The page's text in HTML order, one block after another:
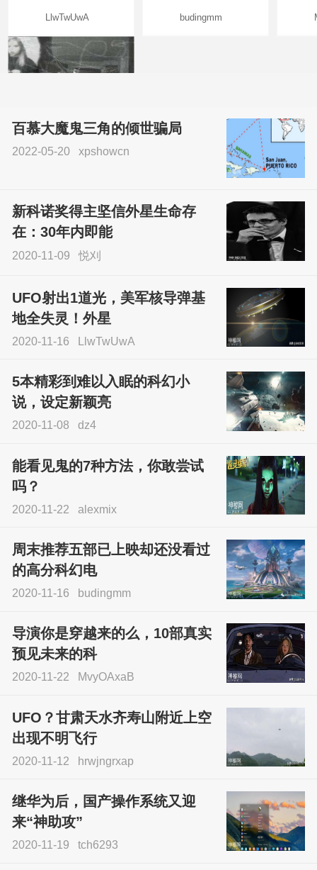
LlwTwUwA budingmm
sskfn
百慕大魔鬼三角的倾世骗局
2022-05-20 xpshowcn
新科诺奖得主坚信外星生命存
在：30年内即能
2020-11-09 悦刈
UFO射出1道光，美军核导弹基
地全失灵！外星
2020-11-16 LlwTwUwA
5本精彩到难以入眠的科幻小
说，设定新颖亮
2020-11-08 dz4
能看见鬼的7种方法，你敢尝试
吗？
2020-11-22 alexmix
周末推荐五部已上映却还没看过
的高分科幻电
2020-11-16 budingmm
导演你是穿越来的么，10部真实
预见未来的科
2020-11-22 MvyOAxaB
UFO？甘肃天水齐寿山附近上空
出现不明飞行
2020-11-12 hrwjngrxap
继华为后，国产操作系统又迎
来“神助攻”
2020-11-19 tch6293